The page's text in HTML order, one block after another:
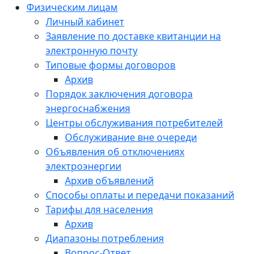
Физическим лицам
Личный кабинет
Заявление по доставке квитанции на
электронную почту
Типовые формы договоров
Архив
Порядок заключения договора
энергоснабжения
Центры обслуживания потребителей
Обслуживание вне очереди
Объявления об отключениях
электроэнергии
Архив объявлений
Способы оплаты и передачи показаний
Тарифы для населения
Архив
Диапазоны потребления